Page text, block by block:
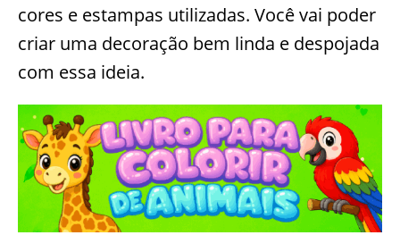
cores e estampas utilizadas. Você vai poder
criar uma decoração bem linda e despojada
com essa ideia.